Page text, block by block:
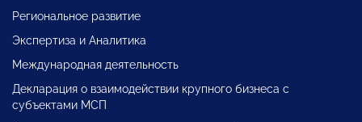
Региональное развитие
Экспертиза и Аналитика
Международная деятельность
Декларация о взаимодействии крупного бизнеса с
субъектами МСП